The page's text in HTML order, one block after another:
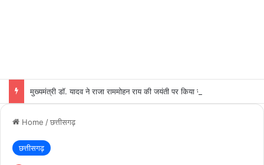
मुख्यमंत्री डॉ. यादव ने राजा राममोहन राय की जयंती पर किया नमन
Home /छत्तीसगढ़
छत्तीसगढ़